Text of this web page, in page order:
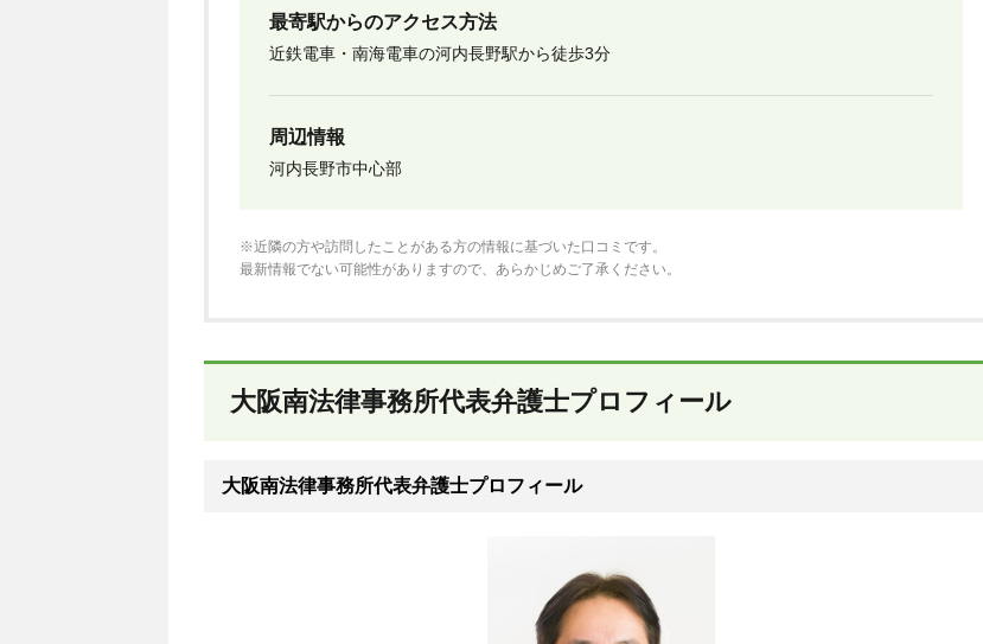
最寄駅からのアクセス方法
近鉄電車・南海電車の河内長野駅から徒歩3分
周辺情報
河内長野市中心部
※近隣の方や訪問したことがある方の情報に基づいた口コミです。
最新情報でない可能性がありますので、あらかじめご了承ください。
大阪南法律事務所代表弁護士プロフィール
大阪南法律事務所代表弁護士プロフィール